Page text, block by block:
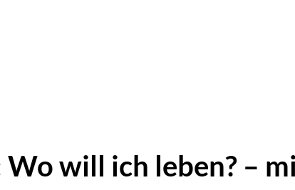
Wo will ich leben? –